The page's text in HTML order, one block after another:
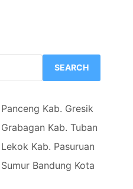
SEARCH
Kab. Gresik
Kab. Tuban
Kab. Pasuruan
Bandung Kota